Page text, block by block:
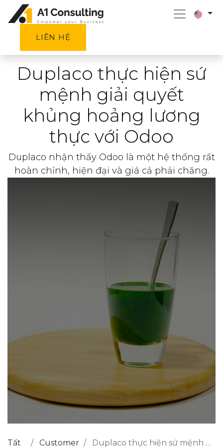
LIÊN HỆ
Duplaco thực hiện sứ
mệnh giải quyết
khủng hoảng lương
thực với Odoo
Duplaco nhận thấy Odoo là một hệ thống rất
hoàn chỉnh, hiện đại và giá cả phải chăng.
Tất Customer Duplaco thực hiện sứ mệnh giải quyết khủng hoảng lương thực với Odoo